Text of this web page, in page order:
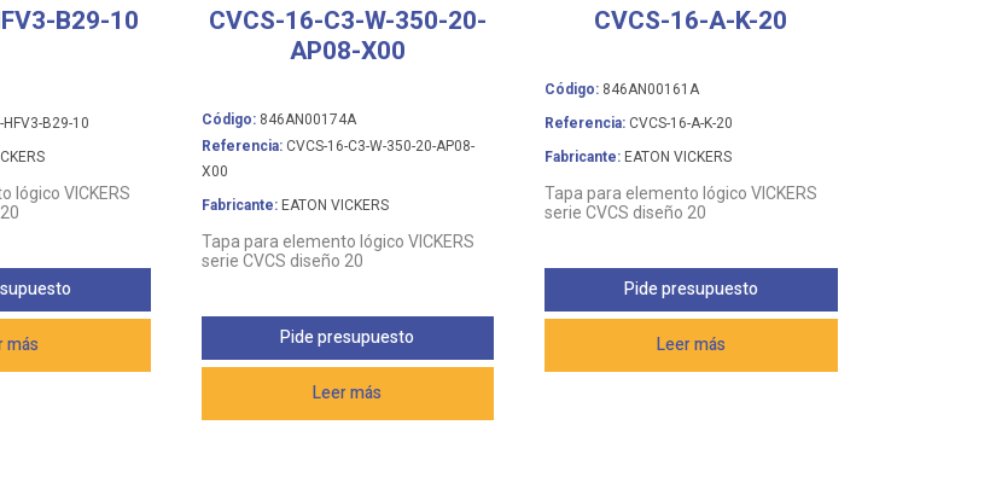
B29-10
HFV3-B29-10
lógico VICKERS
más
CVCS-16-C3-W-350-20-
AP08-X00
Código:846AN00174A
Referencia:CVCS-16-C3-W-350-20-AP08-
X00
Fabricante:EATON VICKERS
Tapa para elemento lógico VICKERS
serie CVCS diseño 20
Leer más
Pide presupuesto
CVCS-16-A-K-20
Código: 846AN00161A
Referencia: CVCS-16-A-K-20
Fabricante: EATON VICKERS
Tapa para elemento lógico VICKERS
serie CVCS diseño 20
Leer más
Pide presupuesto